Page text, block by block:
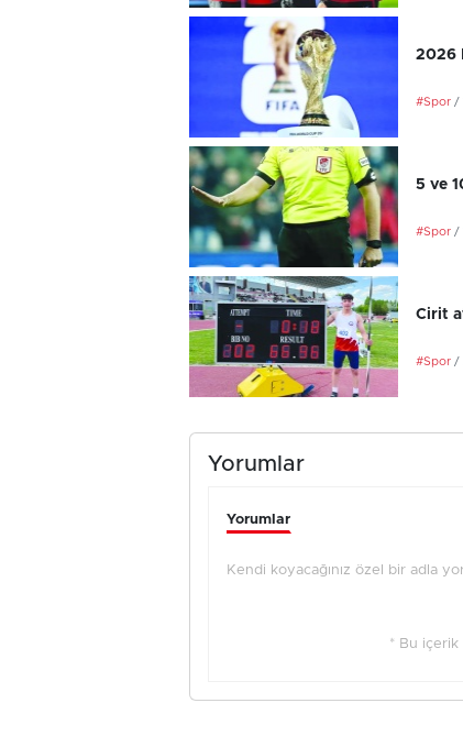
2026
#Spor /
5 ve
#Spor /
Cirit
#Spor /
Yorumlar
Yorumlar
Kendi koyacağınız özel bir adla
* Bu içerik